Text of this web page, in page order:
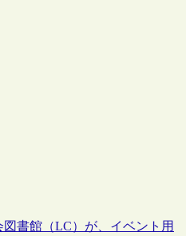
書館（LC）が、イベント用